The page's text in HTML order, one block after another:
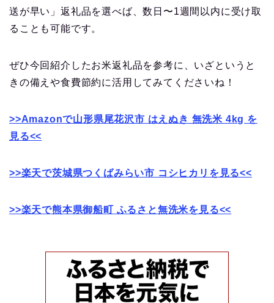
送が早い」返礼品を選べば、数日〜1週間以内に受け取
ることも可能です。
ぜひ今回紹介したお米返礼品を参考に、いざというと
きの備えや食費節約に活用してみてくださいね！
>>Amazonで山形県尾花沢市 はえぬき 無洗米 4kg を
見る<<
>>楽天で茨城県つくばみらい市 コシヒカリを見る<<
>>楽天で熊本県御船町 ふるさと無洗米を見る<<